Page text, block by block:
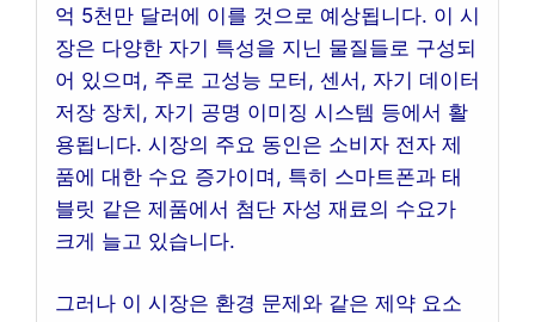
억 5천만 달러에 이를 것으로 예상됩니다. 이 시
장은 다양한 자기 특성을 지닌 물질들로 구성되
어 있으며, 주로 고성능 모터, 센서, 자기 데이터
저장 장치, 자기 공명 이미징 시스템 등에서 활
용됩니다. 시장의 주요 동인은 소비자 전자 제
품에 대한 수요 증가이며, 특히 스마트폰과 태
블릿 같은 제품에서 첨단 자성 재료의 수요가
크게 늘고 있습니다.
그러나 이 시장은 환경 문제와 같은 제약 요소